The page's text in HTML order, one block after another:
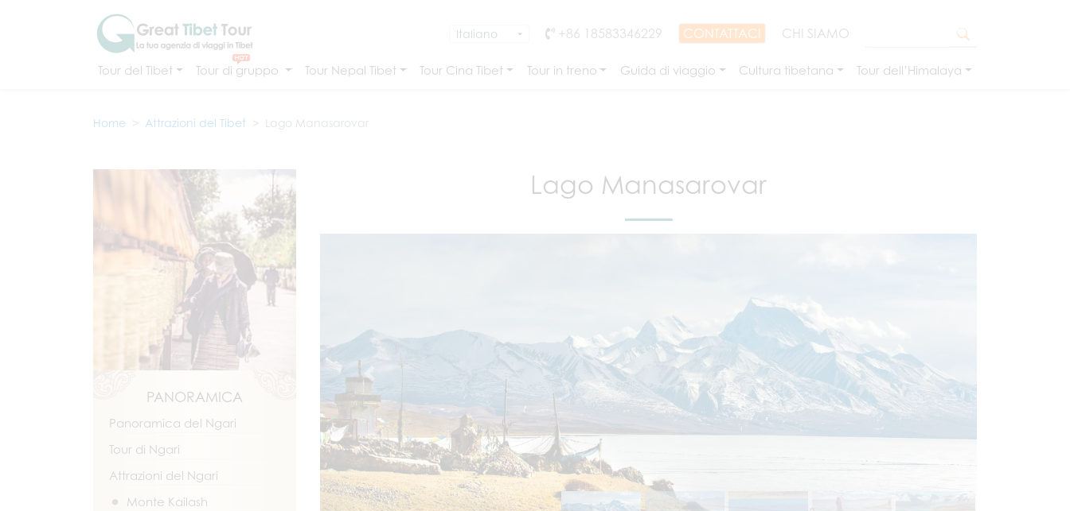
+86 18583346229 CONTATTACI CHI SIAMO
Tour del Tibet Tour di gruppo Tour Nepal Tibet Tour Cina Tibet Tour in treno Guida di viaggio Cultura tibetana Tour dell’Himalaya
Home Attrazioni del Tibet Lago Manasarovar
PANORAMICA
Panoramica del Ngari
Tour di Ngari
Attrazioni del Ngari
Monte Kailash
Lago Manasarovar